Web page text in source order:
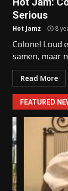
Serious
Hot Jamz 8
Colonel Loud
samen, maar
Read More
FEATURED